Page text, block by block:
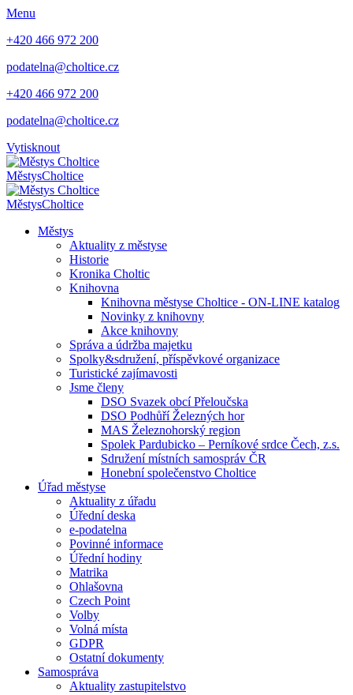
Menu
+420 466 972 200
podatelna@choltice.cz
+420 466 972 200
podatelna@choltice.cz
Vytisknout
MěstysCholtice
MěstysCholtice
Městys
Aktuality z městyse
Historie
Kronika Choltic
Knihovna
Knihovna městyse Choltice - ON-LINE katalog
Novinky z knihovny
Akce knihovny
Správa a údržba majetku
Spolky&sdružení, příspěvkové organizace
Turistické zajímavosti
Jsme členy
DSO Svazek obcí Přeloučska
DSO Podhůří Železných hor
MAS Železnohorský region
Spolek Pardubicko – Perníkové srdce Čech, z.s.
Sdružení místních samospráv ČR
Honební společenstvo Choltice
Úřad městyse
Aktuality z úřadu
Úřední deska
e-podatelna
Povinné informace
Úřední hodiny
Matrika
Ohlašovna
Czech Point
Volby
Volná místa
GDPR
Ostatní dokumenty
Samospráva
Aktuality zastupitelstvo